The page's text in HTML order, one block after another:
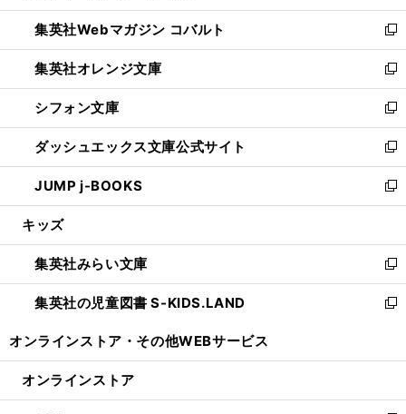
開
く
ウ
で
開
く
ン
ド
ウ
で
開
く
ウ
ィ
ン
ド
ウ
で
開
く
集英社Webマガジン コバルト
新
し
い
ウ
ィ
ン
ド
ウ
で
開
集英社オレンジ文庫
新
し
い
ウ
ィ
ン
ド
ウ
開
く
シフォン文庫
新
し
い
ウ
ィ
ン
ウ
で
開
く
ダッシュエックス文庫公式サイト
新
し
い
ウ
ン
ド
ウ
で
JUMP j-BOOKS
新
し
ウ
ィ
ン
ド
開
キッズ
集英社みらい文庫
新
し
い
ン
ウ
集英社の児童図書 S-KIDS.LAND
新
ウ
ン
オンラインストア・ その他WEBサービス
オンラインストア